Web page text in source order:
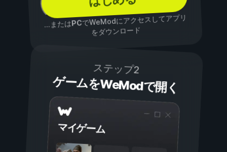
...またはPCでWeModにアクセスしてアプリ
をダウンロード
ステップ2
ゲームをWeModで開く
マイゲーム